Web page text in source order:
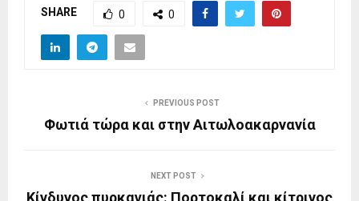
SHARE 0 0
PREVIOUS POST
Φωτιά τώρα και στην Αιτωλοακαρνανία
NEXT POST
Κίνδυνος πυρκαγιάς: Πορτοκαλί και κίτρινος